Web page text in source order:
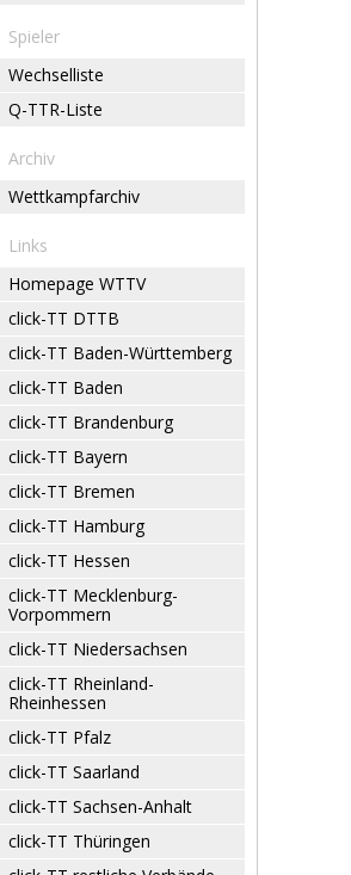
Spieler
Wechselliste
Q-TTR-Liste
Archiv
Wettkampfarchiv
Links
Homepage WTTV
click-TT DTTB
click-TT Baden-Württemberg
click-TT Baden
click-TT Brandenburg
click-TT Bayern
click-TT Bremen
click-TT Hamburg
click-TT Hessen
click-TT Mecklenburg-
Vorpommern
click-TT Niedersachsen
click-TT Rheinland-
Rheinhessen
click-TT Pfalz
click-TT Saarland
click-TT Sachsen-Anhalt
click-TT Thüringen